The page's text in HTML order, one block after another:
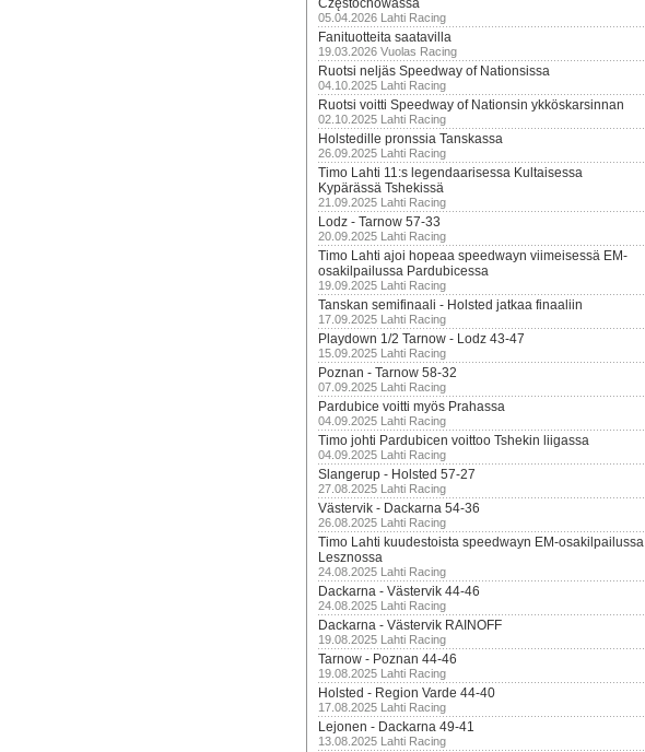
Częstochowassa
05.04.2026 Lahti Racing
Fanituotteita saatavilla
19.03.2026 Vuolas Racing
Ruotsi neljäs Speedway of Nationsissa
04.10.2025 Lahti Racing
Ruotsi voitti Speedway of Nationsin ykköskarsinnan
02.10.2025 Lahti Racing
Holstedille pronssia Tanskassa
26.09.2025 Lahti Racing
Timo Lahti 11:s legendaarisessa Kultaisessa
Kypärässä Tshekissä
21.09.2025 Lahti Racing
Lodz - Tarnow 57-33
20.09.2025 Lahti Racing
Timo Lahti ajoi hopeaa speedwayn viimeisessä EM-
osakilpailussa Pardubicessa
19.09.2025 Lahti Racing
Tanskan semifinaali - Holsted jatkaa finaaliin
17.09.2025 Lahti Racing
Playdown 1/2 Tarnow - Lodz 43-47
15.09.2025 Lahti Racing
Poznan - Tarnow 58-32
07.09.2025 Lahti Racing
Pardubice voitti myös Prahassa
04.09.2025 Lahti Racing
Timo johti Pardubicen voittoo Tshekin liigassa
04.09.2025 Lahti Racing
Slangerup - Holsted 57-27
27.08.2025 Lahti Racing
Västervik - Dackarna 54-36
26.08.2025 Lahti Racing
Timo Lahti kuudestoista speedwayn EM-osakilpailussa
Lesznossa
24.08.2025 Lahti Racing
Dackarna - Västervik 44-46
24.08.2025 Lahti Racing
Dackarna - Västervik RAINOFF
19.08.2025 Lahti Racing
Tarnow - Poznan 44-46
19.08.2025 Lahti Racing
Holsted - Region Varde 44-40
17.08.2025 Lahti Racing
Lejonen - Dackarna 49-41
13.08.2025 Lahti Racing